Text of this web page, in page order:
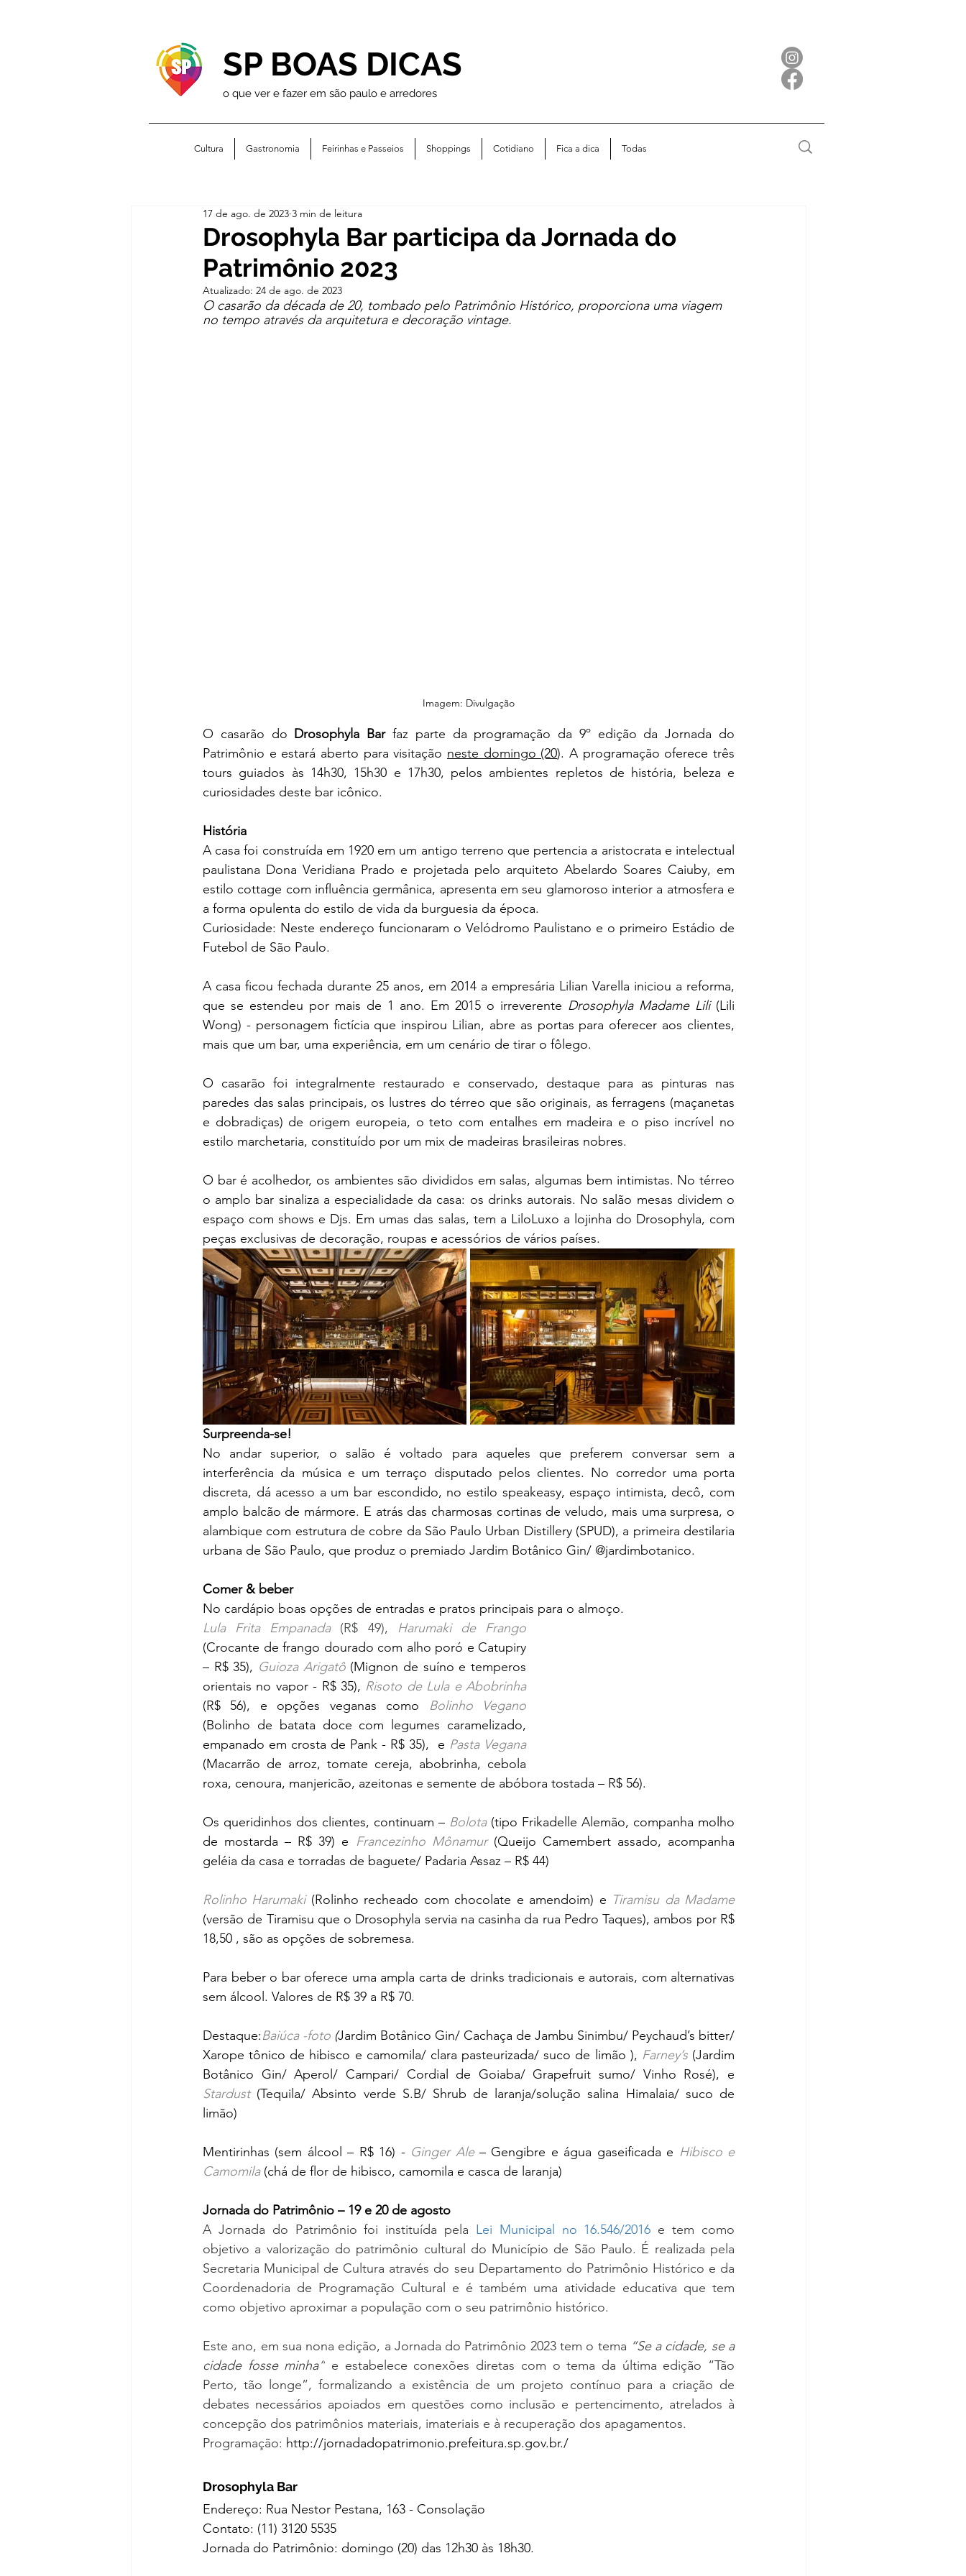
SP BOAS DICAS
o que ver e fazer em são paulo e arredores
Cultura Gastronomia Feirinhas e Passeios Shoppings Cotidiano Fica a dica Todas
Drosophyla Bar participa da Jornada do
Patrimônio 2023
17 de ago. de 2023 3 min de leitura
Atualizado: 24 de ago. de 2023
O casarão da década de 20, tombado pelo Patrimônio Histórico, proporciona uma viagem
no tempo através da arquitetura e decoração vintage.
Imagem: Divulgação
O casarão do Drosophyla Bar faz parte da programação da 9º edição da Jornada do
Patrimônio e estará aberto para visitação neste domingo (20). A programação oferece três
tours guiados às 14h30, 15h30 e 17h30, pelos ambientes repletos de história, beleza e
curiosidades deste bar icônico.
História
A casa foi construída em 1920 em um antigo terreno que pertencia a aristocrata e intelectual
paulistana Dona Veridiana Prado e projetada pelo arquiteto Abelardo Soares Caiuby, em
estilo cottage com influência germânica, apresenta em seu glamoroso interior a atmosfera e
a forma opulenta do estilo de vida da burguesia da época.
Curiosidade: Neste endereço funcionaram o Velódromo Paulistano e o primeiro Estádio de
Futebol de São Paulo.
A casa ficou fechada durante 25 anos, em 2014 a empresária Lilian Varella iniciou a reforma,
que se estendeu por mais de 1 ano. Em 2015 o irreverente Drosophyla Madame Lili (Lili
Wong) - personagem fictícia que inspirou Lilian, abre as portas para oferecer aos clientes,
mais que um bar, uma experiência, em um cenário de tirar o fôlego.
O casarão foi integralmente restaurado e conservado, destaque para as pinturas nas
paredes das salas principais, os lustres do térreo que são originais, as ferragens (maçanetas
e dobradiças) de origem europeia, o teto com entalhes em madeira e o piso incrível no
estilo marchetaria, constituído por um mix de madeiras brasileiras nobres.
O bar é acolhedor, os ambientes são divididos em salas, algumas bem intimistas. No térreo
o amplo bar sinaliza a especialidade da casa: os drinks autorais. No salão mesas dividem o
espaço com shows e Djs. Em umas das salas, tem a LiloLuxo a lojinha do Drosophyla, com
peças exclusivas de decoração, roupas e acessórios de vários países.
Surpreenda-se!
No andar superior, o salão é voltado para aqueles que preferem conversar sem a
interferência da música e um terraço disputado pelos clientes. No corredor uma porta
discreta, dá acesso a um bar escondido, no estilo speakeasy, espaço intimista, decô, com
amplo balcão de mármore. E atrás das charmosas cortinas de veludo, mais uma surpresa, o
alambique com estrutura de cobre da São Paulo Urban Distillery (SPUD), a primeira destilaria
urbana de São Paulo, que produz o premiado Jardim Botânico Gin/ @jardimbotanico.
Comer & beber
No cardápio boas opções de entradas e pratos principais para o almoço.
Lula Frita Empanada
(R$ 49),
Harumaki de Frango
(Crocante de frango dourado com alho poró e Catupiry
– R$ 35), Guioza Arigatô (Mignon de suíno e temperos
orientais no vapor - R$ 35), Risoto de Lula e Abobrinha
(R$ 56), e opções veganas como
(Bolinho de batata doce com legumes caramelizado,
empanado em crosta de Pank - R$ 35),  e Pasta Vegana
(Macarrão de arroz, tomate cereja, abobrinha, cebola
roxa, cenoura, manjericão, azeitonas e semente de abóbora tostada – R$ 56).
Os queridinhos dos clientes, continuam – Bolota (tipo Frikadelle Alemão, companha molho
de mostarda – R$ 39) e Francezinho Mônamur (Queijo Camembert assado, acompanha
geléia da casa e torradas de baguete/ Padaria Assaz – R$ 44)
Rolinho Harumaki (Rolinho recheado com chocolate e amendoim) e Tiramisu da Madame
(versão de Tiramisu que o Drosophyla servia na casinha da rua Pedro Taques), ambos por R$
18,50 , são as opções de sobremesa.
Para beber o bar oferece uma ampla carta de drinks tradicionais e autorais, com alternativas
sem álcool. Valores de R$ 39 a R$ 70.
Destaque:Baiúca -foto (Jardim Botânico Gin/ Cachaça de Jambu Sinimbu/ Peychaud’s bitter/
Xarope tônico de hibisco e camomila/ clara pasteurizada/ suco de limão ), Farney’s (Jardim
Stardust (Tequila/ Absinto verde S.B/ Shrub de laranja/solução salina Himalaia/ suco de
limão)
Mentirinhas (sem álcool – R$ 16) - Ginger Ale – Gengibre e água gaseificada e Hibisco e
Camomila (chá de flor de hibisco, camomila e casca de laranja)
Jornada do Patrimônio – 19 e 20 de agosto
A Jornada do Patrimônio foi instituída pela Lei Municipal no 16.546/2016 e tem como
objetivo a valorização do patrimônio cultural do Município de São Paulo. É realizada pela
Secretaria Municipal de Cultura através do seu Departamento do Patrimônio Histórico e da
Coordenadoria de Programação Cultural e é também uma atividade educativa que tem
como objetivo aproximar a população com o seu patrimônio histórico.
Este ano, em sua nona edição, a Jornada do Patrimônio 2023 tem o tema “Se a cidade, se a
cidade fosse minha” e estabelece conexões diretas com o tema da última edição “Tão
Perto, tão longe”, formalizando a existência de um projeto contínuo para a criação de
debates necessários apoiados em questões como inclusão e pertencimento, atrelados à
concepção dos patrimônios materiais, imateriais e à recuperação dos apagamentos.
Programação: http://jornadadopatrimonio.prefeitura.sp.gov.br./
Drosophyla Bar
Endereço: Rua Nestor Pestana, 163 - Consolação
Contato: (11) 3120 5535
Jornada do Patrimônio: domingo (20) das 12h30 às 18h30.